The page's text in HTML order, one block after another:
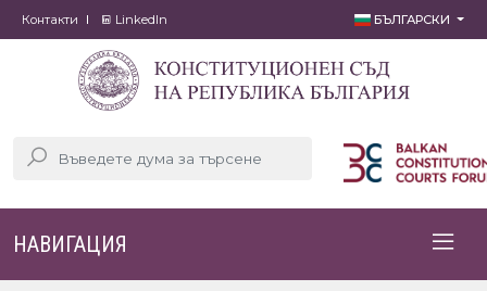
Контакти LinkedIn БЪЛГАРСКИ
НАВИГАЦИЯ